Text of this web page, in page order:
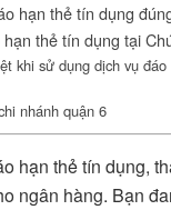
hạn thẻ tín dụng
thẻ tín dụng tại
khi sử dụng dịch vụ
nhánh quận 6
hạn thẻ tín dụng,
ngân hàng. Bạn